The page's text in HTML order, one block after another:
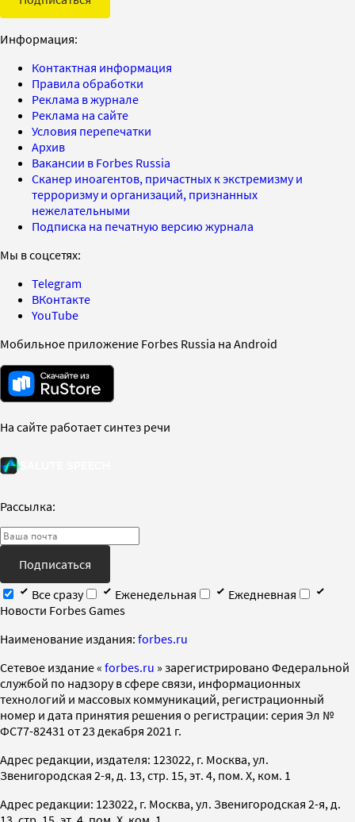
Информация:
Контактная информация
Правила обработки
Реклама в журнале
Реклама на сайте
Условия перепечатки
Архив
Вакансии в Forbes Russia
Сканер иноагентов, причастных к экстремизму и
терроризму и организаций, признанных
нежелательными
Подписка на печатную версию журнала
Мы в соцсетях:
Telegram
ВКонтакте
YouTube
Мобильное приложение Forbes Russia на Android
На сайте работает синтез речи
Рассылка:
Подписаться
Все сразу
Еженедельная
Ежедневная
Новости Forbes Games
Наименование издания: forbes.ru
Cетевое издание « forbes.ru » зарегистрировано Федеральной
службой по надзору в сфере связи, информационных
технологий и массовых коммуникаций, регистрационный
номер и дата принятия решения о регистрации: серия Эл №
ФС77-82431 от 23 декабря 2021 г.
Адрес редакции, издателя: 123022, г. Москва, ул.
Звенигородская 2-я, д. 13, стр. 15, эт. 4, пом. X, ком. 1
Адрес редакции: 123022, г. Москва, ул. Звенигородская 2-я, д.